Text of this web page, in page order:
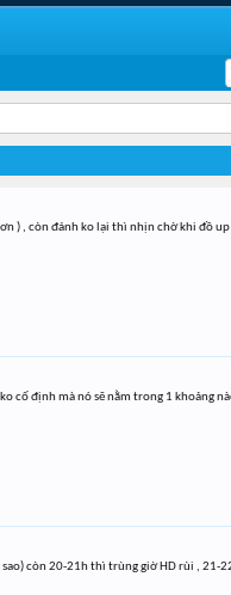
) , còn đánh ko lại thì nhịn chờ khi đồ
cố định mà nó sẽ nằm trong 1 khoảng
còn 20-21h thì trùng giờ HD rùi , 21-